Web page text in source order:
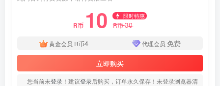
R币 10 限时特惠
R币30
黄金会员 R币4 代理会员 免费
立即购买
您当前未登录 ！建议登录后购买，订单永久保存！未登录浏览器清